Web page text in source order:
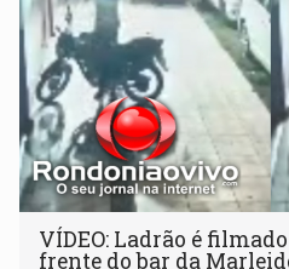
VÍDEO: Ladrão é
frente do bar da